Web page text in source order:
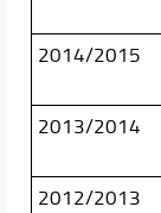
2014/2015
2013/2014
2012/2013